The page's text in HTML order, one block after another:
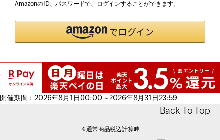
AmazonのID、パスワードで、ログインすることができます。
開催期間：2026年8月1日00:00～2026年8月31日23:59
Back To Top
※通常商品税込計算時